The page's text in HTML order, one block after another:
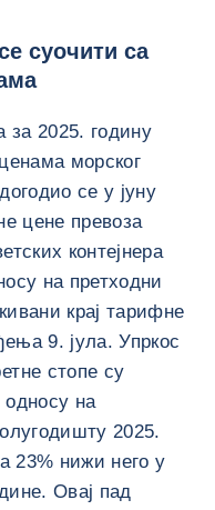
суочити са
2025. годину
морског
се у јуну
цене превоза
контејнера
на претходни
крај тарифне
9. јула. Упркос
стопе су
односу на
2025.
23% нижи него у
Овај пад